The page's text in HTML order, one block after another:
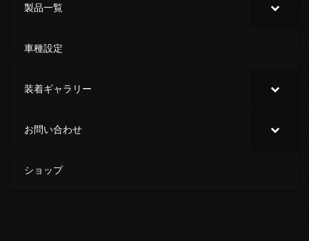
製品一覧
車種設定
装着ギャラリー
お問い合わせ
ショップ